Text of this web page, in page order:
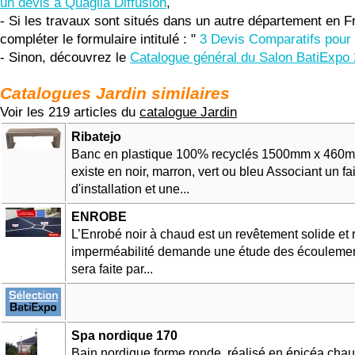
- Si les travaux sont situés dans un autre département en
compléter le formulaire intitulé : " 3 Devis Comparatifs
- Sinon, découvrez le Catalogue général du Salon BatiExpo
Catalogues Jardin similaires
Voir les 219 articles du catalogue Jardin
Ribatejo
Banc en plastique 100% recyclés 1500mm x
existe en noir, marron, vert ou bleu Associant un
d'installation et une...
ENROBE
L’Enrobé noir à chaud est un revêtement solide et
imperméabilité demande une étude des
sera faite par...
Spa nordique 170